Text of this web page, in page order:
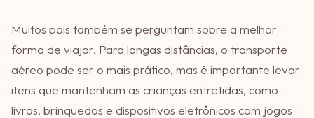
Muitos pais também se perguntam sobre a melhor
forma de viajar. Para longas distâncias, o transporte
aéreo pode ser o mais prático, mas é importante levar
itens que mantenham as crianças entretidas, como
livros, brinquedos e dispositivos eletrônicos com jogos